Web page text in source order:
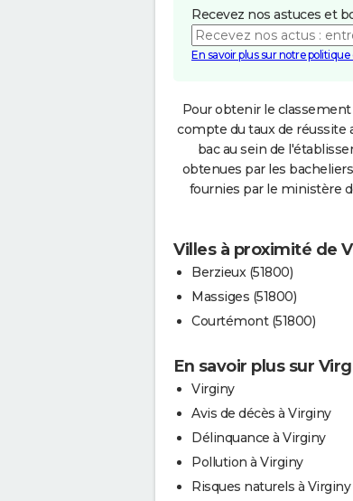
Recevez nos astuces et
En savoir plus sur notre
Pour obtenir le
compte du taux de réussite
bac au sein de
obtenues par les
fournies par le ministère
Villes à proximité de
Berzieux (51800)
Massiges (51800)
Courtémont (51800)
En savoir plus sur
Virginy
Avis de décès à Virginy
Délinquance à Virginy
Pollution à Virginy
Risques naturels à Virginy